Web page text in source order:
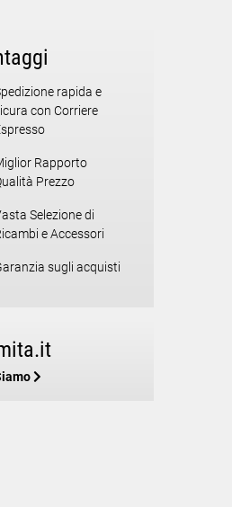
rapida e
con Corriere
Rapporto
Prezzo
Selezione di
e Accessori
sugli acquisti